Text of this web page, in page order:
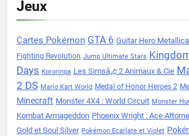
Jeux
Cartes Pokémon GTA 6 Guitar Hero Metallica
Fighting Revolution Jump Ultimate Stars
Days Kororinpa Les Simsâ„¢ 2 Animaux & Cie
2 DS Mario Kart World Medal of Honor Heroes 2
Minecraft Monster 4X4 : World Circuit Monster
Kombat Armageddon Phoenix Wright : Ace
Gold et Soul Silver Pokémon Ecarlate et Violet